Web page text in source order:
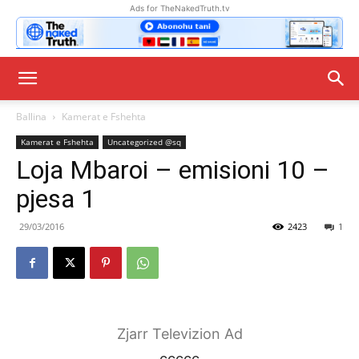
Ads for TheNakedTruth.tv
Ballina Kamerat e Fshehta
Kamerat e Fshehta Uncategorized @sq
Loja Mbaroi – emisioni 10 –
pjesa 1
29/03/2016 1
2423
Zjarr Televizion Ad